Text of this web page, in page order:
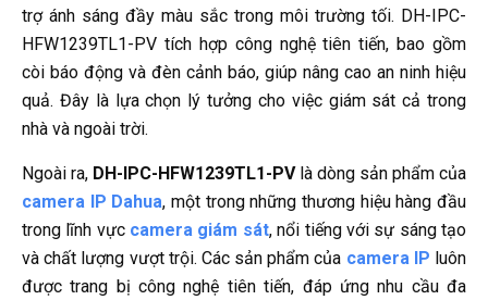
trợ ánh sáng đầy màu sắc trong môi trường tối. DH-IPC-
HFW1239TL1-PV tích hợp công nghệ tiên tiến, bao gồm
còi báo động và đèn cảnh báo, giúp nâng cao an ninh hiệu
quả. Đây là lựa chọn lý tưởng cho việc giám sát cả trong
nhà và ngoài trời.
Ngoài ra, DH-IPC-HFW1239TL1-PVlà dòng sản phẩm của
camera IP Dahua, một trong những thương hiệu hàng đầu
trong lĩnh vực camera giám sát, nổi tiếng với sự sáng tạo
và chất lượng vượt trội. Các sản phẩm của camera IP luôn
được trang bị công nghệ tiên tiến, đáp ứng nhu cầu đa